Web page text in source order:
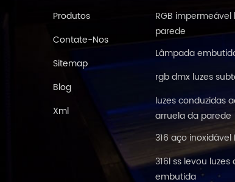
Produtos
Contate-Nos
Sitemap
Blog
Xml
RGB
parede
Lâmpada
rgb dmx luzes
luzes conduzidas
arruela da parede
316 aço
316l ss levou
embutida